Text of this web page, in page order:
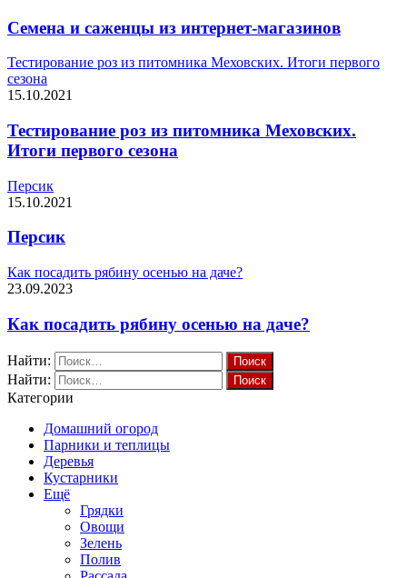
Семена и саженцы из интернет-магазинов
Тестирование роз из питомника Меховских. Итоги первого
сезона
15.10.2021
Тестирование роз из питомника Меховских.
Итоги первого сезона
Персик
15.10.2021
Персик
Как посадить рябину осенью на даче?
23.09.2023
Как посадить рябину осенью на даче?
Найти:
Найти:
Категории
Домашний огород
Парники и теплицы
Деревья
Кустарники
Ещё
Грядки
Овощи
Зелень
Полив